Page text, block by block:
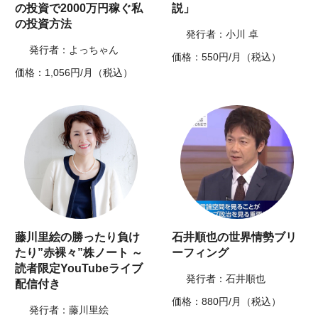
の投資で2000万円稼ぐ私
の投資方法
発行者：よっちゃん
価格：1,056円/月（税込）
説」
発行者：小川 卓
価格：550円/月（税込）
藤川里絵の勝ったり負け
たり”赤裸々”株ノート ～
読者限定YouTubeライブ
配信付き
発行者：藤川里絵
石井順也の世界情勢ブリ
ーフィング
発行者：石井順也
価格：880円/月（税込）